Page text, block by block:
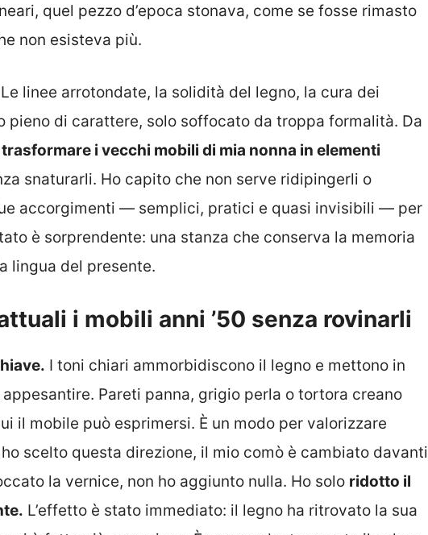
quel pezzo d’epoca stonava, come se fosse rimasto
non esisteva più.
linee arrotondate, la solidità del legno, la cura dei
pieno di carattere, solo soffocato da troppa formalità. Da
trasformare i vecchi mobili di mia nonna in elementi
snaturarli. Ho capito che non serve ridipingerli o
accorgimenti — semplici, pratici e quasi invisibili — per
è sorprendente: una stanza che conserva la memoria
lingua del presente.
i mobili anni ’50 senza rovinarli
I toni chiari ammorbidiscono il legno e mettono in
Pareti panna, grigio perla o tortora creano
il mobile può esprimersi. È un modo per valorizzare
scelto questa direzione, il mio comò è cambiato davanti
la vernice, non ho aggiunto nulla. Ho solo ridotto il
L’effetto è stato immediato: il legno ha ritrovato la sua